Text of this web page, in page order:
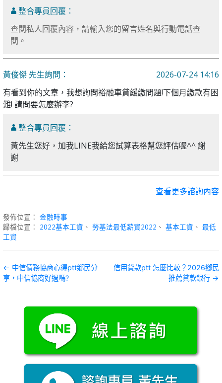
整合專員回覆：
查閱私人回覆內容，請輸入您的留言姓名與行動電話查
閱。
黃俊傑 先生詢問：
2026-07-24 14:16
有看到你的文章，我想詢問裕融車貸緩繳問題!下個月繳款有困
難! 請問要怎麼辦李?
整合專員回覆：
黃先生您好，加我LINE我給您試算表格幫您評估喔^^ 謝
謝
查看更多諮詢內容
發佈位置：金融時事
歸檔位置： 2022基本工資 、勞基法最低薪資2022 、基本工資 、最低
工資
文
← 中信債務協商心得ptt鄉民分
享，中信協商好過嗎?
信用貸款ptt 怎麼比較？2026鄉民
推薦貸款銀行 →